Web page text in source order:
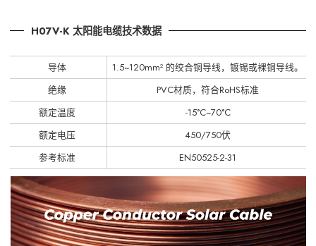
H07V-K 太阳能电缆技术数据
导体
1.5~120mm² 的绞合铜导线，镀锡或裸铜导线。
绝缘
PVC材质，符合RoHS标准
额定温度
-15°C~70°C
额定电压
450/750伏
参考标准
EN50525-2-31